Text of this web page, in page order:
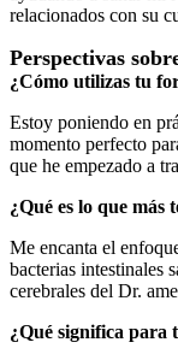
relacionados con su
Perspectivas
¿Cómo utilizas tu
Estoy poniendo en
momento perfecto
que he empezado a
¿Qué es lo que
Me encanta el
bacterias intestinales
cerebrales del Dr.
¿Qué significa para